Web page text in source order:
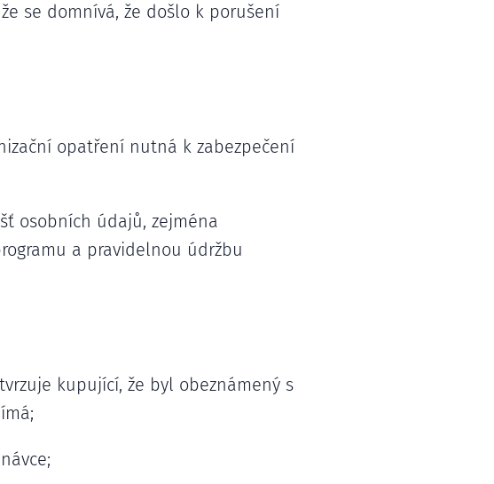
se domnívá, že došlo k porušení
opatření nutná k zabezpečení
osobních údajů, zejména
a pravidelnou údržbu
kupující, že byl obeznámený s